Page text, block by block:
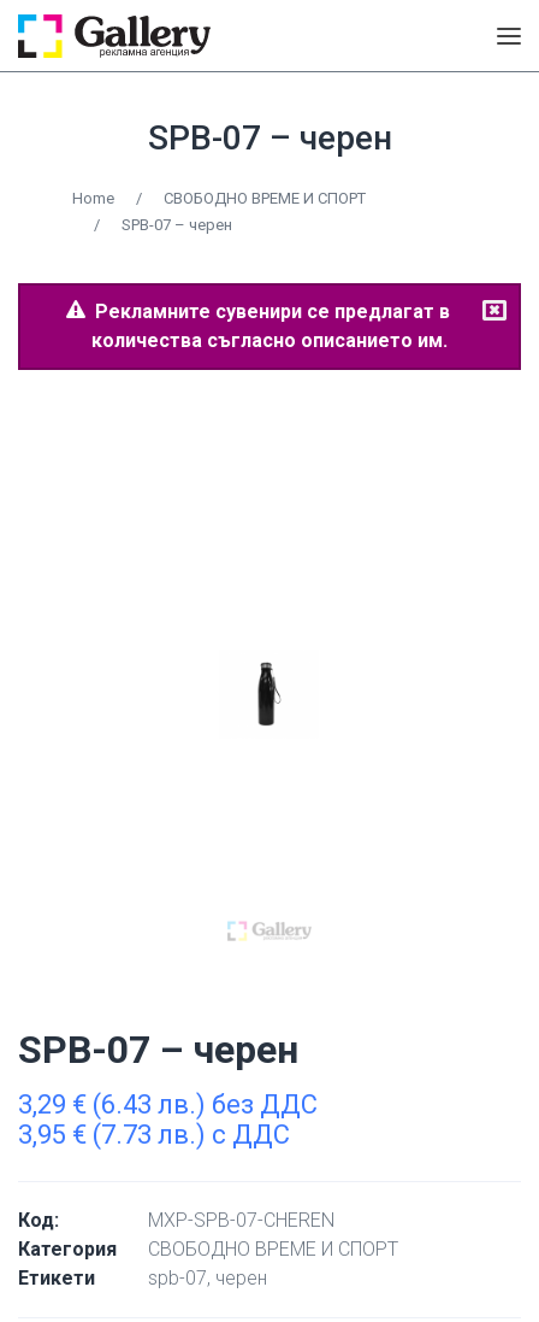
SPB-07 – черен
Home /
СВОБОДНО ВРЕМЕ И СПОРТ
/
SPB-07 – черен
Рекламните сувенири се предлагат в
количества съгласно описанието им.
SPB-07 – черен
3,29 € (6.43 лв.) без ДДС
3,95 € (7.73 лв.) с ДДС
Код:
MXP-SPB-07-CHEREN
Категория
СВОБОДНО ВРЕМЕ И СПОРТ
Етикети
spb-07, черен